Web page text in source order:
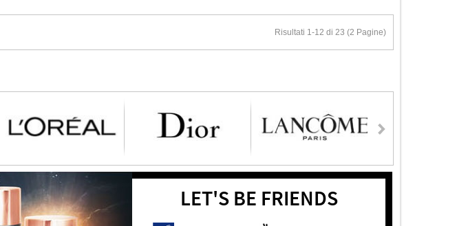
Risultati 1-12 di 23 (2 Pagine)
LET'S BE FRIENDS